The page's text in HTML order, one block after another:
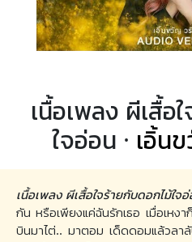
เนื้อเพลง ผีเสื้อ
ใจอ่อน · เอิ้น
เนื้อเพลง ผีเสื้อใจร้ายกับดอกไม้
กัน หรือเพียงแค่ฉันรักเธอ เมื่อเหง
บินมาไต่.. มาตอม เด็ดดอมแล้วลา